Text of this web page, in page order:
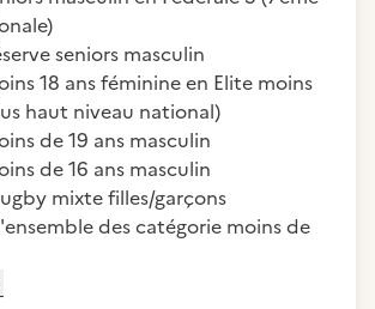
seniors masculin
18 ans féminine en Elite moins
haut niveau national)
de 19 ans masculin
de 16 ans masculin
mixte filles/garçons
des catégorie moins de